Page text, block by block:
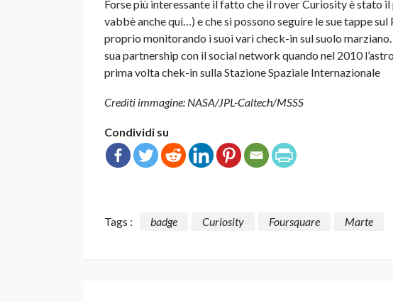
Forse più interessante il fatto che il rover Curiosity è stato
vabbè anche qui…) e che si possono seguire le sue tappe
proprio monitorando i suoi vari check-in sul suolo
sua partnership con il social network quando nel 2010
prima volta chek-in sulla Stazione Spaziale Internazionale
Crediti immagine: NASA/JPL-Caltech/MSSS
Condividi su
Tags : badge Curiosity Foursquare Marte